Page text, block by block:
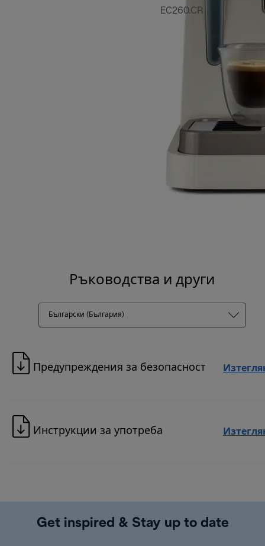
EC260.CR
Ръководства и други
Български (България)
Предупреждения за безопасност
Инструкции за употреба
Get inspired & Stay up to date